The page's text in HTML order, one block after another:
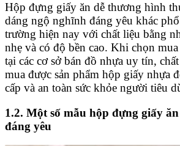
Hộp đựng giấy ăn dễ thương hình
dáng ngộ nghĩnh đáng yêu khác
trường hiện nay với chất liệu bằng
nhẹ và có độ bền cao. Khi chọn
tại các cơ sở bán đồ nhựa uy tín,
mua được sản phẩm hộp giấy nhựa
cấp và an toàn sức khỏe người tiêu
1.2. Một số mẫu hộp đựng giấy
đáng yêu